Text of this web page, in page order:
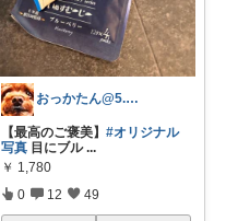
おっかたん@5.6日経由購入感謝です！！
【最高のご褒美】 #オリジナル
写真 目にブル ...
￥ 1,780
0 12 49